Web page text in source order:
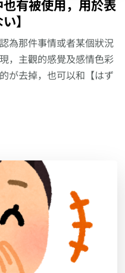
有被使用，用於表
】
為那件事情或者某個狀況
，主觀的感覺及感情色彩
が去掉，也可以和【はず